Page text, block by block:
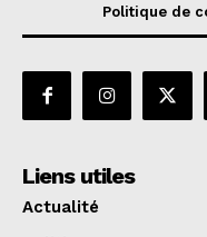
Politique de
Liens utiles
Actualité